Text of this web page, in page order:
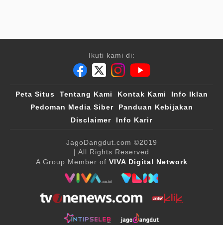
Ikuti kami di:
Peta Situs Tentang Kami Kontak Kami
Info Iklan
Pedoman Media Siber
Panduan Kebijakan
Disclaimer
Info Karir
JagoDangdut.com ©2019
| All Rights Reserved
A Group Member of VIVA Digital Network